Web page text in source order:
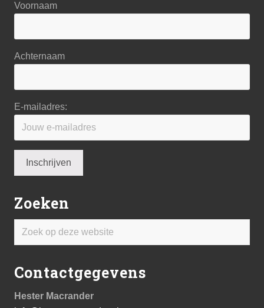
Voornaam
Achternaam
E-mailadres:
Zoeken
Zoek
website
Contactgegevens
Hester Macrander